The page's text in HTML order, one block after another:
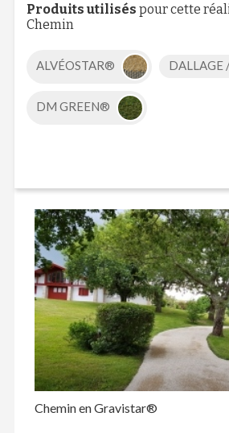
Produits utilisés pour cette
Chemin
ALVÉOSTAR® DALLAGE
DM GREEN®
Chemin en Gravistar®